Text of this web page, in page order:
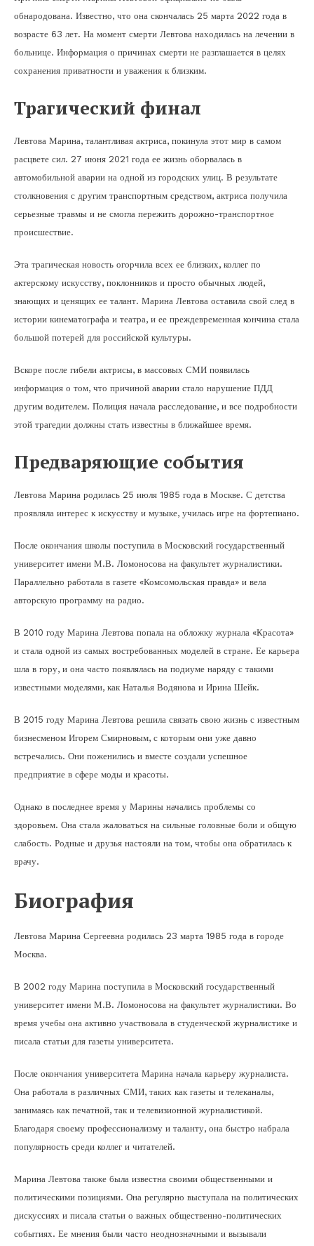
обнародована. Известно, что она скончалась 25 марта 2022 года в
возрасте 63 лет. На момент смерти Левтова находилась на лечении в
больнице. Информация о причинах смерти не разглашается в целях
сохранения приватности и уважения к близким.
Трагический финал
Левтова Марина, талантливая актриса, покинула этот мир в самом
расцвете сил. 27 июня 2021 года ее жизнь оборвалась в
автомобильной аварии на одной из городских улиц. В результате
столкновения с другим транспортным средством, актриса получила
серьезные травмы и не смогла пережить дорожно-транспортное
происшествие.
Эта трагическая новость огорчила всех ее близких, коллег по
актерскому искусству, поклонников и просто обычных людей,
знающих и ценящих ее талант. Марина Левтова оставила свой след в
истории кинематографа и театра, и ее преждевременная кончина стала
большой потерей для российской культуры.
Вскоре после гибели актрисы, в массовых СМИ появилась
информация о том, что причиной аварии стало нарушение ПДД
другим водителем. Полиция начала расследование, и все подробности
этой трагедии должны стать известны в ближайшее время.
Предваряющие события
Левтова Марина родилась 25 июля 1985 года в Москве. С детства
проявляла интерес к искусству и музыке, училась игре на фортепиано.
После окончания школы поступила в Московский государственный
университет имени М.В. Ломоносова на факультет журналистики.
Параллельно работала в газете «Комсомольская правда» и вела
авторскую программу на радио.
В 2010 году Марина Левтова попала на обложку журнала «Красота»
и стала одной из самых востребованных моделей в стране. Ее карьера
шла в гору, и она часто появлялась на подиуме наряду с такими
известными моделями, как Наталья Водянова и Ирина Шейк.
В 2015 году Марина Левтова решила связать свою жизнь с известным
бизнесменом Игорем Смирновым, с которым они уже давно
встречались. Они поженились и вместе создали успешное
предприятие в сфере моды и красоты.
Однако в последнее время у Марины начались проблемы со
здоровьем. Она стала жаловаться на сильные головные боли и общую
слабость. Родные и друзья настояли на том, чтобы она обратилась к
врачу.
Биография
Левтова Марина Сергеевна родилась 23 марта 1985 года в городе
Москва.
В 2002 году Марина поступила в Московский государственный
университет имени М.В. Ломоносова на факультет журналистики. Во
время учебы она активно участвовала в студенческой журналистике и
писала статьи для газеты университета.
После окончания университета Марина начала карьеру журналиста.
Она работала в различных СМИ, таких как газеты и телеканалы,
занимаясь как печатной, так и телевизионной журналистикой.
Благодаря своему профессионализму и таланту, она быстро набрала
популярность среди коллег и читателей.
Марина Левтова также была известна своими общественными и
политическими позициями. Она регулярно выступала на политических
дискуссиях и писала статьи о важных общественно-политических
событиях. Ее мнения были часто неоднозначными и вызывали